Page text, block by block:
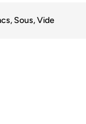
Sous, Vide